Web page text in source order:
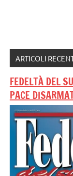
ARTICOLI
FEDELTÀ DEL
PACE